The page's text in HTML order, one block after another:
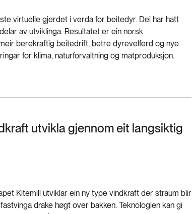
virtuelle gjerdet i verda for beitedyr. Dei har hatt
av utviklinga. Resultatet er ein norsk
berekraftig beitedrift, betre dyrevelferd og nye
for klima, naturforvaltning og matproduksjon.
utvikla gjennom eit langsiktig
Kitemill utviklar ein ny type vindkraft der straum blir
drake høgt over bakken. Teknologien kan gi